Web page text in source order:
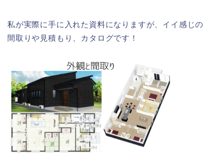
私が実際に手に入れた資料になりますが、イイ感じの
間取りや見積もり、カタログです！